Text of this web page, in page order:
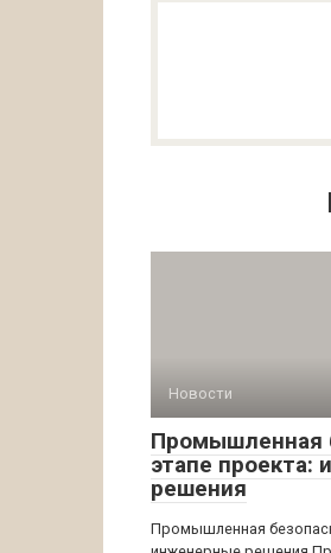
Новости
Промышленная
этапе проекта:
решения
Промышленная